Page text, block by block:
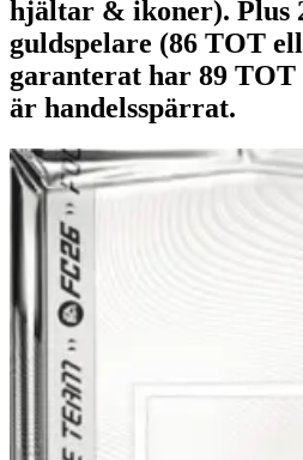
hjältar & ikoner). Plus
guldspelare (86 TOT
garanterat har 89
är handelsspärrat.